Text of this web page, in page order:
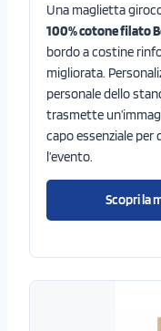
Una maglietta
100% cotone filato
bordo a costine
migliorata.
personale dello
trasmette
capo essenziale per
l’evento.
Scopri la